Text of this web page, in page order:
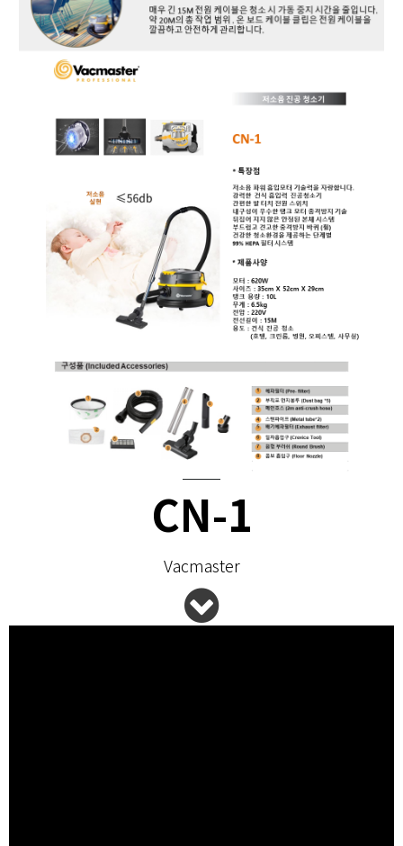
CN-1
Vacmaster